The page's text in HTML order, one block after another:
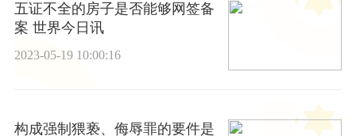
五证不全的房子是否能够网签备
案 世界今日讯
2023-05-19 10:00:16
构成强制猥亵、侮辱罪的要件是